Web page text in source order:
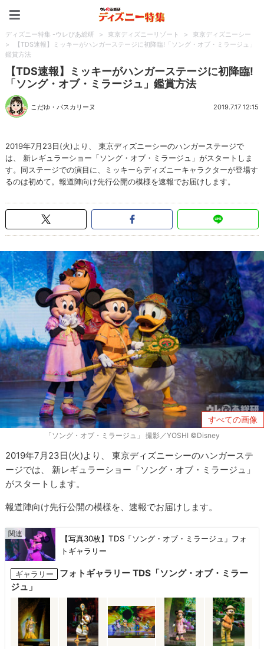
ディズニー特集 -ウレぴあ総研 > 東京ディズニーリゾート >
東京ディズニーシー
>
【TDS速報】ミッキーがハンガーステージに初降臨!「ソング・オブ・ミラージュ」
鑑賞方法
【TDS速報】ミッキーがハンガーステージに初降臨!
「ソング・オブ・ミラージュ」鑑賞方法
こだゆ・パスカリーヌ 2019.7.17 12:15
2019年7月23日(火)より、 東京ディズニーシーのハンガーステージで
は、 新レギュラーショー「ソング・オブ・ミラージュ」がスタートしま
す。同ステージでの演目に、ミッキーらディズニーキャラクターが登場す
るのは初めて。報道陣向け先行公開の模様を速報でお届けします。
すべての画像
「ソング・オブ・ミラージュ」 撮影／YOSHI ©Disney
2019年7月23日(火)より、 東京ディズニーシーのハンガーステ
ージでは、 新レギュラーショー「ソング・オブ・ミラージュ」
がスタートします。
報道陣向け先行公開の模様を、速報でお届けします。
【写真30枚】TDS「ソング・オブ・ミラージュ」フォ
トギャラリー
ギャラリー
フォトギャラリー TDS「ソング・オブ・ミラー
ジュ」